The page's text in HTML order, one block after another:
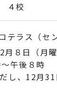
４校
テラス（セ
月８日（月
午後８時
だし、12月